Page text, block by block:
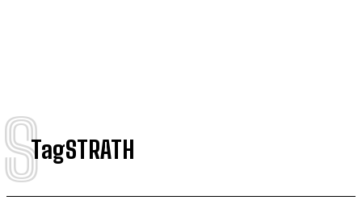
TagSTRATH
S